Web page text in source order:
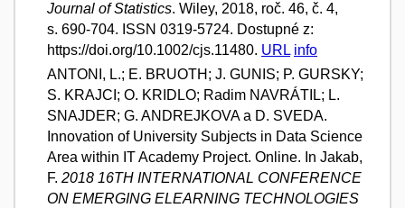
Journal of Statistics. Wiley, 2018, roč. 46, č. 4,
s. 690-704. ISSN 0319-5724. Dostupné z:
https://doi.org/10.1002/cjs.11480. URL info
ANTONI, L.; E. BRUOTH; J. GUNIS; P. GURSKY;
S. KRAJCI; O. KRIDLO; Radim NAVRÁTIL; L.
SNAJDER; G. ANDREJKOVA a D. SVEDA.
Innovation of University Subjects in Data Science
Area within IT Academy Project. Online. In Jakab,
F. 2018 16TH INTERNATIONAL CONFERENCE
ON EMERGING ELEARNING TECHNOLOGIES